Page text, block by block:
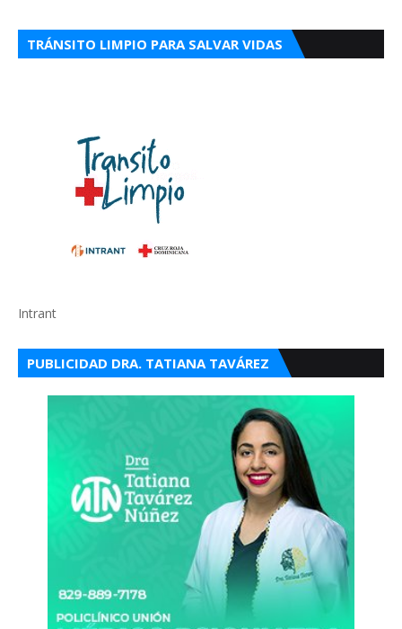
TRÁNSITO LIMPIO PARA SALVAR VIDAS
Intrant
PUBLICIDAD DRA. TATIANA TAVÁREZ